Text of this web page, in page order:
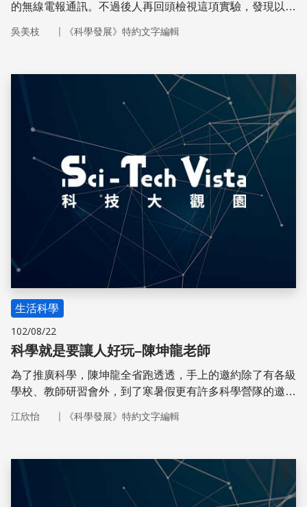
的無線電報通訊。不過後人再回頭檢視這項實驗，發現以馬
當時會成功的原因可能是電磁波訊號透過「電離層」的反
運」卻也間接地展現電磁波在長距離、無線通訊上的應用潛
吳美枝 ｜ 《科學發展》特約文字編輯
儲存
生活科學
102/08/22
科學就是要讓人好玩–陳坤龍老師
為了推廣科學，陳坤龍全省跑透透，手上的邀約除了有各級
學校、教師研習會外，到了寒暑假更有許多科學營隊的邀
得想出三十多套科學玩具。「因為小朋友的反應都非常直
你。」
江欣怡 ｜ 《科學發展》特約文字編輯
儲存